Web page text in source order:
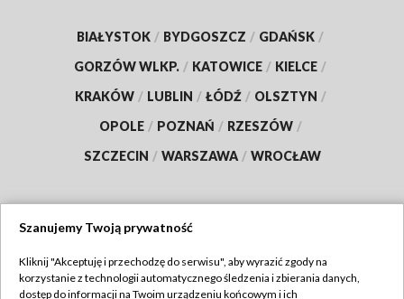
BIAŁYSTOK / BYDGOSZCZ / GDAŃSK /
GORZÓW WLKP. / KATOWICE / KIELCE /
KRAKÓW / LUBLIN / ŁÓDŹ / OLSZTYN /
OPOLE / POZNAŃ / RZESZÓW /
SZCZECIN / WARSZAWA / WROCŁAW
TVP
Szanujemy Twoją prywatność
Kliknij "Akceptuję i przechodzę do serwisu", aby wyrazić zgody na
korzystanie z technologii automatycznego śledzenia i zbierania danych,
dostęp do informacji na Twoim urządzeniu końcowym i ich